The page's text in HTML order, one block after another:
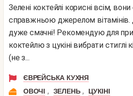
Зелені коктейлі корисні всім,
справжньою джерелом
дуже смачні! Рекомендую для
коктейлю з цукіні вибрати стиглі
(не з...
ЄВРЕЙСЬКА КУХНЯ
ОВОЧІ , ЗЕЛЕНЬ ,
ЦУКІНІ